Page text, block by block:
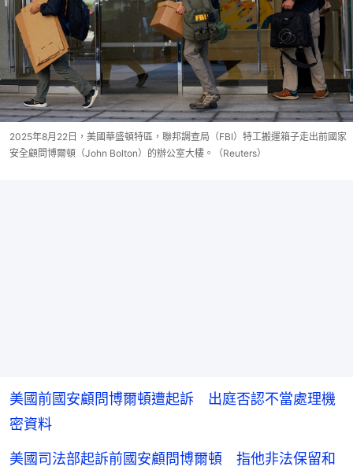
2025年8月22日，美國華盛頓特區，聯邦調查局（FBI）特工搬運箱子走出前國家
安全顧問博爾頓（John Bolton）的辦公室大樓。（Reuters）
美國前國安顧問博爾頓遭起訴 出庭否認不當處理機
密資料
美國司法部起訴前國安顧問博爾頓 指他非法保留和